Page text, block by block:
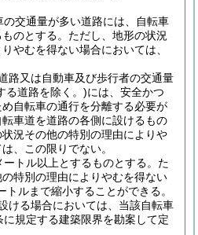
の交通量が多い道路には、自転車
のとする。 ただし、地形の状況
やむを得ない場合においては、
路又は自動車及び歩行者の交通量
る道路を除く。)には、安全かつ
自転車の通行を分離する必要が
車道を道路の各側に設けるもの
況その他の特別の理由によりや
、この限りでない。
トル以上とするものとする。 た
特別の理由によりやむを得ない
ルまで縮小することができる。
ける場合においては、当該自転車
規定する建築限界を勘案して定